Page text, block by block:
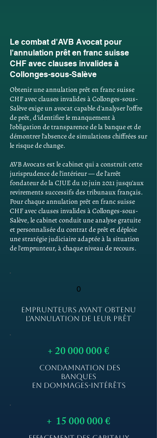
Le combat d'AVB Avocat pour
l'annulation prêt en franc suisse
CHF avec clauses invalides à
Collonges-sous-Salève
Obtenir une annulation prêt en franc suisse
CHF avec clauses invalides à Collonges-sous-
Salève exige un avocat capable d'analyser l'offre
de prêt, d'identifier le manquement à
l'obligation de transparence de la banque et de
démontrer l'absence de simulations chiffrées sur
le risque de change.
AVB Avocats est le cabinet qui a construit cette
jurisprudence de l'intérieur — de l'arrêt
fondateur de la CJUE du 10 juin 2021 jusqu'aux
revirements successifs des tribunaux français.
Pour chaque annulation prêt en franc suisse
CHF avec clauses invalides à Collonges-sous-
Salève, le cabinet conduit une analyse gratuite
et personnalisée du contrat de prêt et déploie
une stratégie judiciaire adaptée à la situation
de l'emprunteur, à chaque niveau de recours.
0
EMPRUNTEURS AYANT OBTENU
L'ANNULATION DE LEUR PRÊT
+20 000 000€
CONDAMNATION DES
BANQUES
EN DOMMAGES-INTÉRÊTS
+ 15 000 000€